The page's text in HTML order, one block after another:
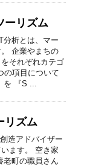
ーリズム
分析とは、マー
企業やまちの
をそれぞれカテゴ
の項目について
を 『S ...
リズム
造アドバイザー
ます。 空き家
老町の職員さん